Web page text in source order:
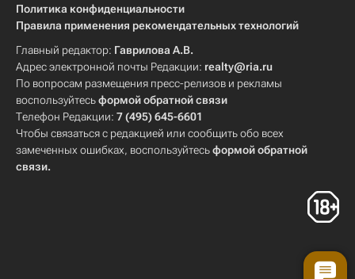
Политика конфиденциальности
Правила применения рекомендательных технологий
Главный редактор: Гаврилова А.В.
Адрес электронной почты Редакции: realty@ria.ru
По вопросам размещения пресс-релизов и рекламы
воспользуйтесьформой обратной связи
Телефон Редакции: 7 (495) 645-6601
Чтобы связаться с редакцией или сообщить обо всех
замеченных ошибках, воспользуйтесьформой обратной
связи.